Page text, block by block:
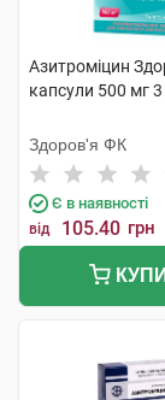
Азитроміцин
капсули 500 мг
Здоров'я ФК
Є в наявності
від 105.40 грн